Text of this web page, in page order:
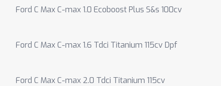
Ford C Max C-max 1.0 Ecoboost Plus S&s 100cv
Ford C Max C-max 1.6 Tdci Titanium 115cv Dpf
Ford C Max C-max 2.0 Tdci Titanium 115cv